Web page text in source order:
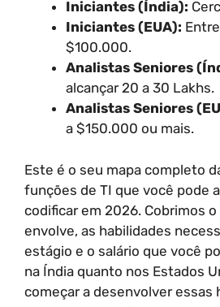
Iniciantes (Índia):
Iniciantes (EUA):
$100.000.
Analistas Seniores
alcançar 20 a 30 Lakhs.
Analistas Seniores
a $150.000 ou mais.
Este é o seu mapa completo
funções de TI que você pode
codificar em 2026. Cobrimos
envolve, as habilidades
estágio e o salário que você
na Índia quanto nos Estados
começar a desenvolver essas